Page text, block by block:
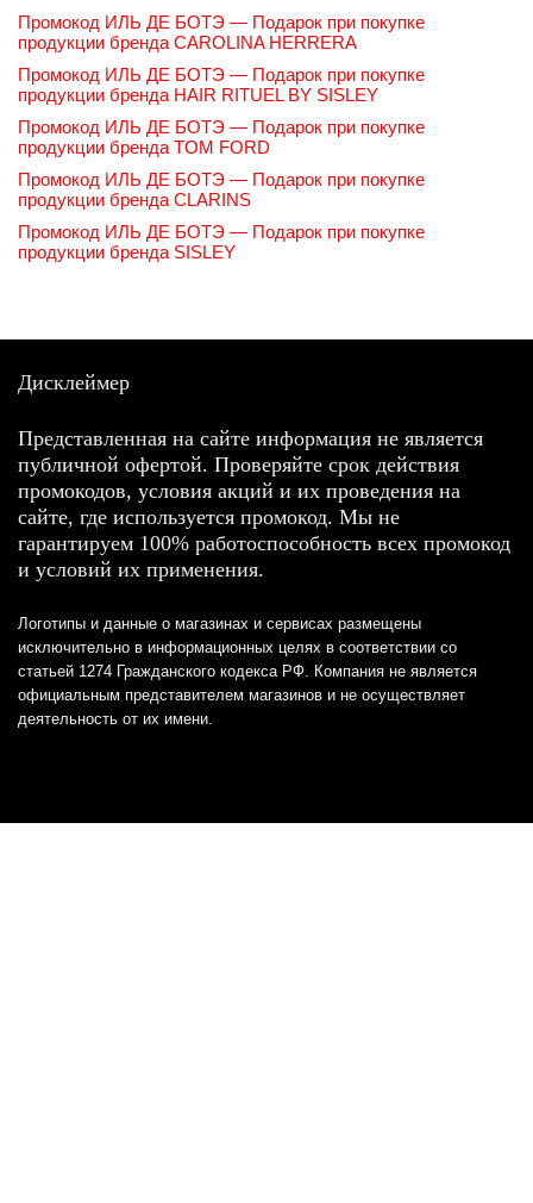
Промокод ИЛЬ ДЕ БОТЭ — Подарок при покупке
продукции бренда CAROLINA HERRERA
Промокод ИЛЬ ДЕ БОТЭ — Подарок при покупке
продукции бренда HAIR RITUEL BY SISLEY
Промокод ИЛЬ ДЕ БОТЭ — Подарок при покупке
продукции бренда TOM FORD
Промокод ИЛЬ ДЕ БОТЭ — Подарок при покупке
продукции бренда CLARINS
Промокод ИЛЬ ДЕ БОТЭ — Подарок при покупке
продукции бренда SISLEY
Дисклеймер
Представленная на сайте информация не является
публичной офертой. Проверяйте срок действия
промокодов, условия акций и их проведения на
сайте, где используется промокод. Мы не
гарантируем 100% работоспособность всех промокод
и условий их применения.
Логотипы и данные о магазинах и сервисах размещены
исключительно в информационных целях в соответствии со
статьей 1274 Гражданского кодекса РФ. Компания не является
официальным представителем магазинов и не осуществляет
деятельность от их имени.